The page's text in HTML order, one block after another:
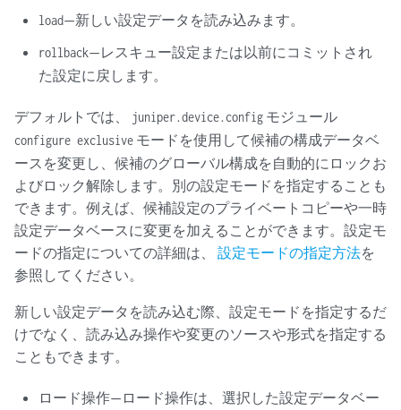
load—新しい設定データを読み込みます。
rollback—レスキュー設定または以前にコミットされ
た設定に戻します。
デフォルトでは、 juniper.device.config モジュール
configure exclusive モードを使用して候補の構成データベ
ースを変更し、候補のグローバル構成を自動的にロックお
よびロック解除します。別の設定モードを指定することも
できます。例えば、候補設定のプライベートコピーや一時
設定データベースに変更を加えることができます。設定モ
ードの指定についての詳細は、 設定モードの指定方法を
参照してください。
新しい設定データを読み込む際、設定モードを指定するだ
けでなく、読み込み操作や変更のソースや形式を指定する
こともできます。
ロード操作—ロード操作は、選択した設定データベー